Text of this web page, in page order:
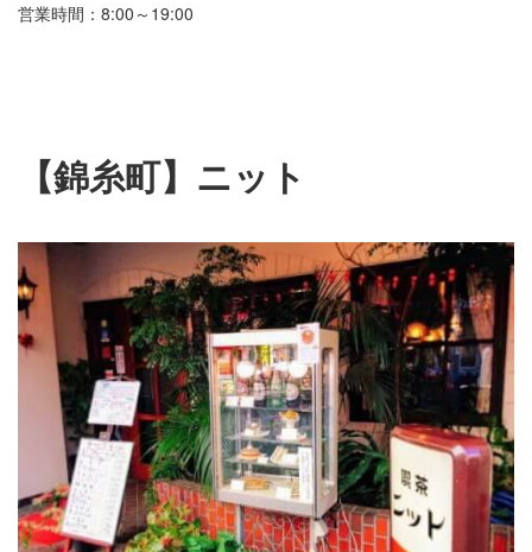
営業時間：8:00～19:00
【錦糸町】ニット